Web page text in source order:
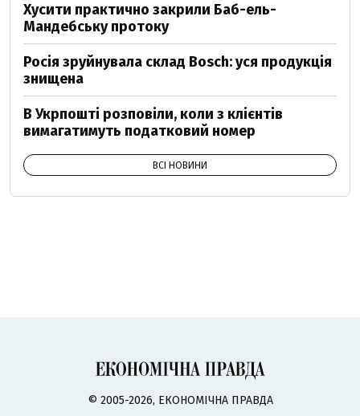
Хусити практично закрили Баб-ель-
Мандебську протоку
Росія зруйнувала склад Bosch: уся продукція
знищена
В Укрпошті розповіли, коли з клієнтів
вимагатимуть податковий номер
ВСІ НОВИНИ
© 2005-2026, ЕКОНОМІЧНА ПРАВДА